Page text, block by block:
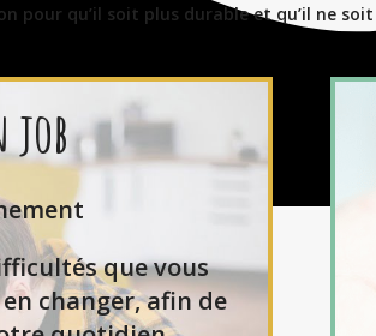
pour qu’il soit plus durable et qu’il ne
job
que vous
changer, afin de